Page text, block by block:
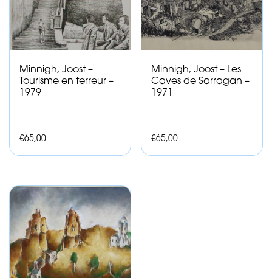
Minnigh, Joost –
Tourisme en terreur –
1979
€65,00
Minnigh, Joost – Les
Caves de Sarragan –
1971
€65,00